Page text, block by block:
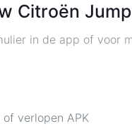
Citroën
in de app of voor
of verlopen APK